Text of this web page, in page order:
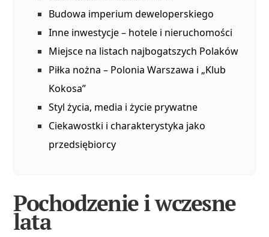
Budowa imperium deweloperskiego
Inne inwestycje – hotele i nieruchomości
Miejsce na listach najbogatszych Polaków
Piłka nożna – Polonia Warszawa i „Klub
Kokosa”
Styl życia, media i życie prywatne
Ciekawostki i charakterystyka jako
przedsiębiorcy
Pochodzenie i wczesne
lata